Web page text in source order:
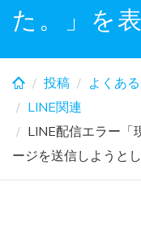
た。」を
投稿 よくあ
LINE関連
LINE配信エラー「
ージを送信しようと